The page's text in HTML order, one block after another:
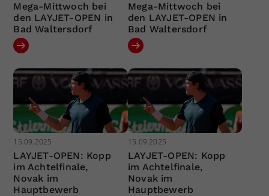
Mega-Mittwoch bei
den LAYJET-OPEN in
Bad Waltersdorf
Mega-Mittwoch bei
den LAYJET-OPEN in
Bad Waltersdorf
15.09.2025
LAYJET-OPEN: Kopp
im Achtelfinale,
Novak im
Hauptbewerb
15.09.2025
LAYJET-OPEN: Kopp
im Achtelfinale,
Novak im
Hauptbewerb